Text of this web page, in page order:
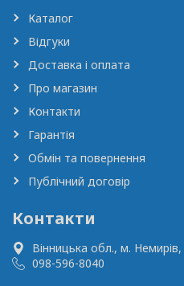
Каталог
Відгуки
Доставка і оплата
Про магазин
Контакти
Гарантія
Обмін та повернення
Публічний договір
Контакти
Вінницька обл., м. Немирів,
098-596-8040